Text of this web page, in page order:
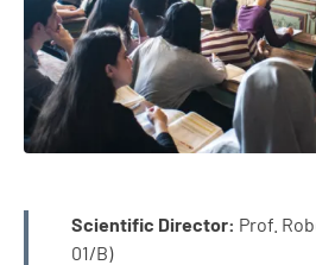
INFO
Scientific Director: Prof.
01/B)